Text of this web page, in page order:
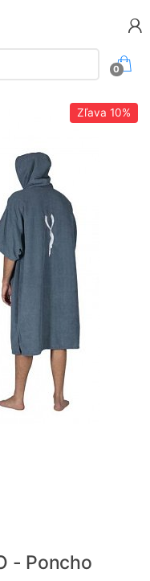
0
Zľava 10%
- Poncho